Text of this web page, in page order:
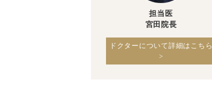
担当医
宮田院長
ドクターについて詳細はこちら
>